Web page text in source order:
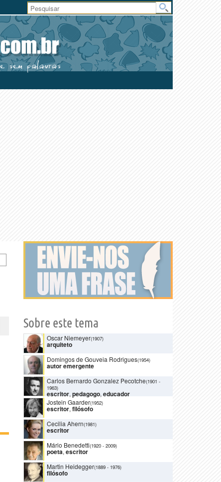
Área
do
Usuário
Sobre este tema
Oscar Niemeyer(1907)
arquiteto
Domingos de Gouveia Rodrigues(1954)
autor emergente
Carlos Bernardo Gonzalez Pecotche(1901 -
1963)
escritor, pedagogo, educador
Jostein Gaarder(1952)
escritor, filósofo
Cecilia Ahern(1981)
escritor
Mário Benedetti(1920 - 2009)
poeta, escritor
Martin Heidegger(1889 - 1976)
filósofo